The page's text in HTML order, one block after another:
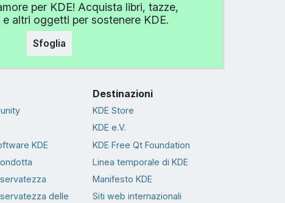
per KDE! Acquista libri, tazze,
altri oggetti per sostenere KDE.
Sfoglia
KDE
delle
Destinazioni
KDE Store
KDE e.V.
KDE Free Qt Foundation
Linea temporale di KDE
Manifesto KDE
Siti web internazionali